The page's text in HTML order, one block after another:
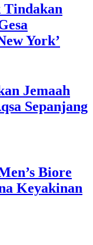
Tindakan
York’
Jemaah
Sepanjang
Biore
Keyakinan